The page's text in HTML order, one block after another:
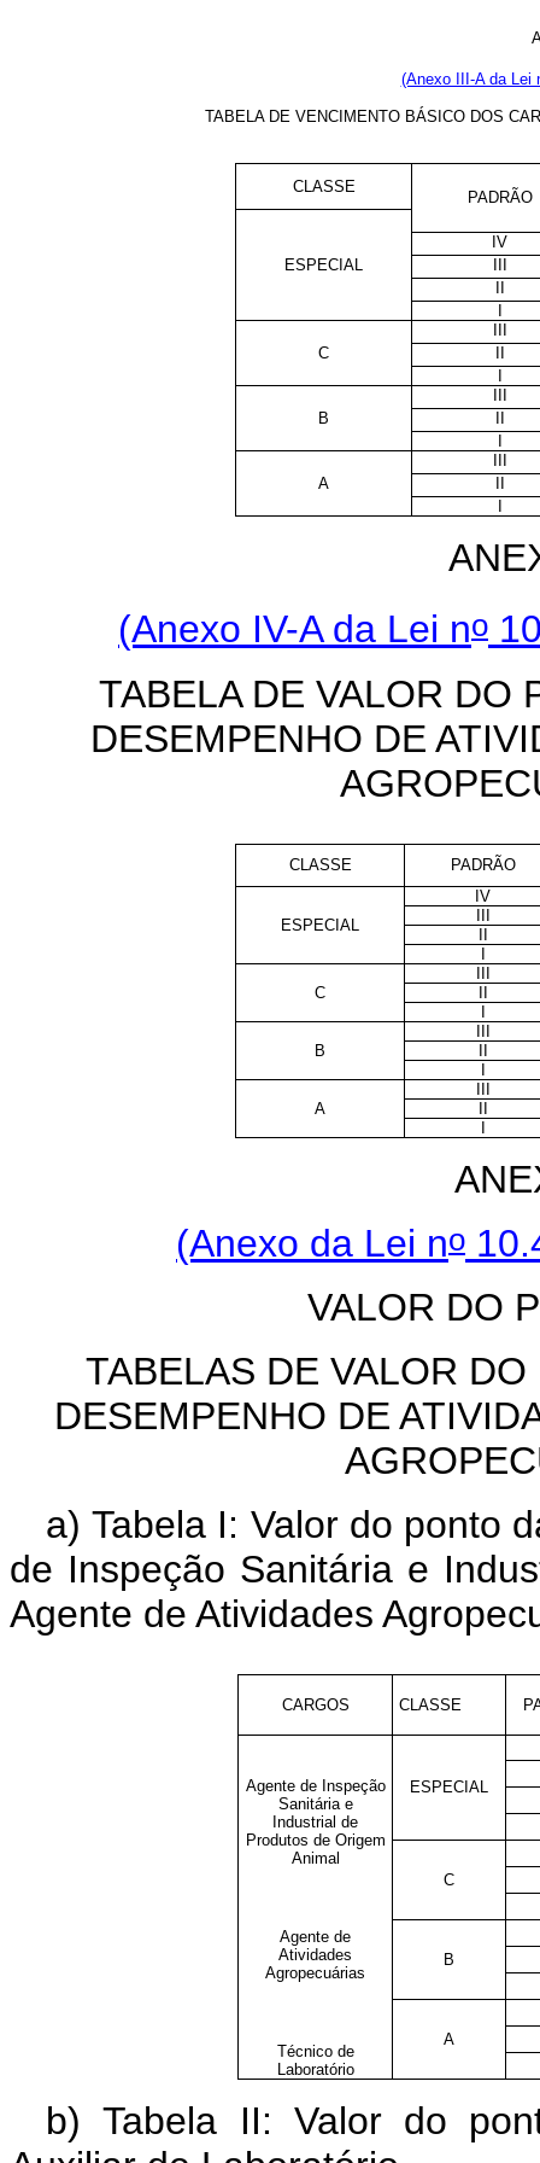
(Anexo III-A da Lei
TABELA DE VENCIMENTO BÁSICO DOS
CLASSE
PADRÃO
ESPECIAL
IV
C
B
A
(Anexo IV-A da Lei no
TABELA DE VALOR DO
DESEMPENHO DE
CLASSE PADRÃO
ESPECIAL
IV
III
II
I
C
III
II
I
B
III
II
I
A
III
II
I
(Anexo da Lei no
VALOR DO
TABELAS DE VALOR
DESEMPENHO DE
a) Tabela I: Valor do ponto
de Inspeção Sanitária e
Agente de Atividades
CARGOS CLASSE
Agente de Inspeção
Sanitária e
Industrial de
Produtos de Origem
Animal
Agente de
Atividades
Agropecuárias
Técnico de
Laboratório
ESPECIAL
C
B
A
b) Tabela II: Valor do